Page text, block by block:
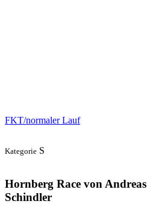
FKT/normaler Lauf
Kategorie S
Hornberg Race von Andreas
Schindler